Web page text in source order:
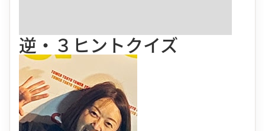
逆・３ヒントクイズ